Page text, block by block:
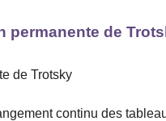
permanente de
de Trotsky
continu des